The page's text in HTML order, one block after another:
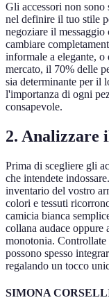
Gli accessori non
nel definire il tuo stile
negoziare il
cambiare
informale a elegante, o
mercato, il 70% delle
sia determinante per il
l'importanza di ogni
consapevole.
2. Analizzare
Prima di scegliere gli
che intendete
inventario del vostro
colori e tessuti
camicia bianca
collana audace oppure
monotonia. Controllate
possono spesso
regalando un tocco
SIMONA